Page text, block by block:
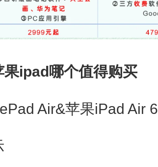
果ipad哪个值得购买
Air&苹果iPad Air 6